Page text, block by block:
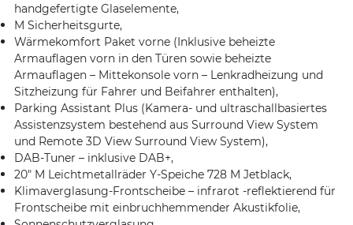
handgefertigte Glaselemente,
M Sicherheitsgurte,
Wärmekomfort Paket vorne (Inklusive beheizte
Armauflagen vorn in den Türen sowie beheizte
Armauflagen – Mittekonsole vorn – Lenkradheizung und
Sitzheizung für Fahrer und Beifahrer enthalten),
Parking Assistant Plus (Kamera- und ultraschallbasiertes
Assistenzsystem bestehend aus Surround View System
und Remote 3D View Surround View System),
DAB-Tuner – inklusive DAB+,
20″ M Leichtmetallräder Y-Speiche 728 M Jetblack,
Klimaverglasung-Frontscheibe – infrarot -reflektierend für
Frontscheibe mit einbruchhemmender Akustikfolie,